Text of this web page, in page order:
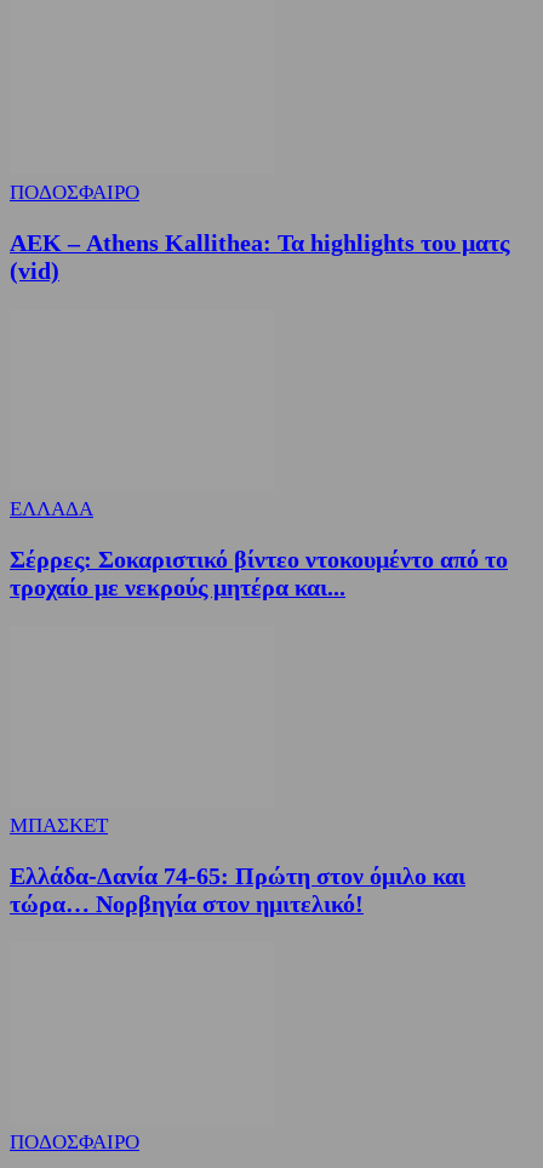
ΠΟΔΟΣΦΑΙΡΟ
ΑΕΚ – Athens Kallithea: Τα highlights του ματς
(vid)
ΕΛΛΑΔΑ
Σέρρες: Σοκαριστικό βίντεο ντοκουμέντο από το
τροχαίο με νεκρούς μητέρα και...
ΜΠΑΣΚΕΤ
Ελλάδα-Δανία 74-65: Πρώτη στον όμιλο και
τώρα… Νορβηγία στον ημιτελικό!
ΠΟΔΟΣΦΑΙΡΟ